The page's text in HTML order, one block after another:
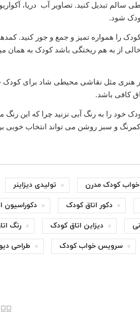
سالم تبدیل کنید. تصاویر آب دریا،
شود.
را همواره تمیز و جمع و جور کنید.
از به هم ریختگی باشد کودک به
هنری مثل نقاشی محیطی شاد برای
کافی باشد.
خود را به رنگ آبی نزنید چرا که این
و سبز روشن می تواند انتخاب خوبی
کودک مدرن تولیدی دیزاینر
دکور اتاق کودک دکوراسیون
دیزاین اتاق کودک رنگ
سرویس خواب کودک طراحی